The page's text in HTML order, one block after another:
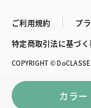
カラー
ご利用規約
プ
特定商取引法に基づく
COPYRIGHT ©